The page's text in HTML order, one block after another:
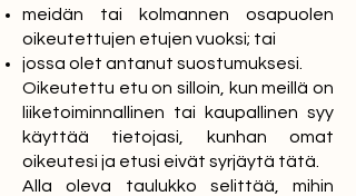
meidän tai kolmannen osapuolen
oikeutettujen etujen vuoksi; tai
jossa olet antanut suostumuksesi.
Oikeutettu etu on silloin, kun meillä on
liiketoiminnallinen tai kaupallinen syy
käyttää tietojasi, kunhan omat
oikeutesi ja etusi eivät syrjäytä tätä.
Alla oleva taulukko selittää, mihin